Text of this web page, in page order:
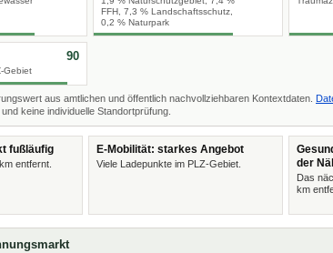
FFH, 7,3 % Landschaftsschutz,
0,2 % Naturpark
Gebiet
90
aus amtlichen und öffentlich nachvollziehbaren Kontextdaten.
keine individuelle Standortprüfung.
fußläufig
entfernt.
E-Mobilität: starkes Angebot
Viele Ladepunkte im PLZ-Gebiet.
der
Das
km